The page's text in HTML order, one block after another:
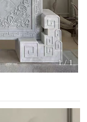
1/1